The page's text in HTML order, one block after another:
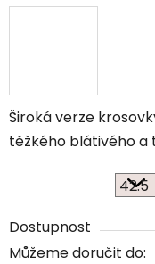
Široká verze
těžkého blátivého a
Dostupnost
Můžeme doručit do: